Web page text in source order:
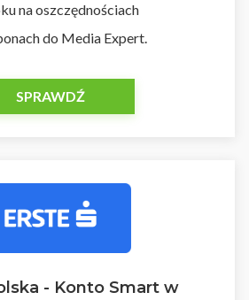
na oszczędnościach
do Media Expert.
SPRAWDŹ
- Konto Smart w